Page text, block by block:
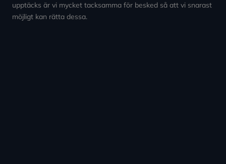
upptäcks är vi mycket tacksamma för besked så att vi snarast
möjligt kan rätta dessa.